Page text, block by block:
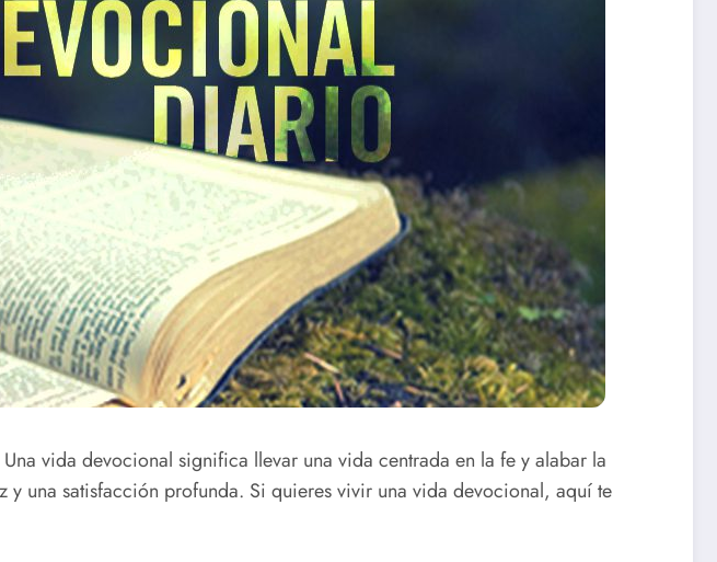
vida devocional significa llevar una vida centrada en la fe y alabar la
una satisfacción profunda. Si quieres vivir una vida devocional, aquí te